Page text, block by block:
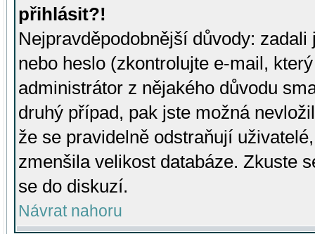
přihlásit?!
Nejpravděpodobnější důvody:
nebo heslo (zkontrolujte e-mail,
administrátor z nějakého důvodu
druhý případ, pak jste možná
že se pravidelně odstraňují
zmenšila velikost databáze. Zkuste
se do diskuzí.
Návrat nahoru